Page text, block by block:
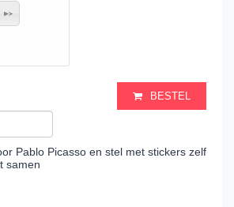
BESTEL
Pablo Picasso en stel met stickers zelf
samen